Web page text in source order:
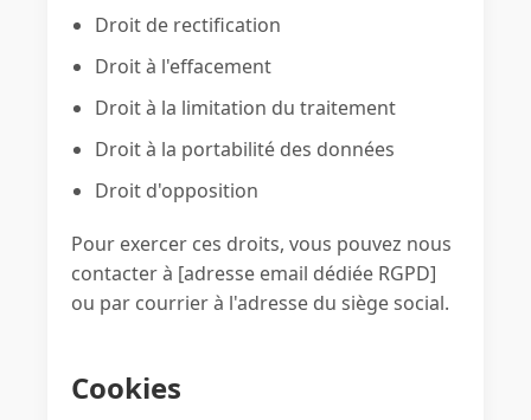
Droit de rectification
Droit à l'effacement
Droit à la limitation du traitement
Droit à la portabilité des données
Droit d'opposition
Pour exercer ces droits, vous pouvez nous
contacter à [adresse email dédiée RGPD]
ou par courrier à l'adresse du siège social.
Cookies